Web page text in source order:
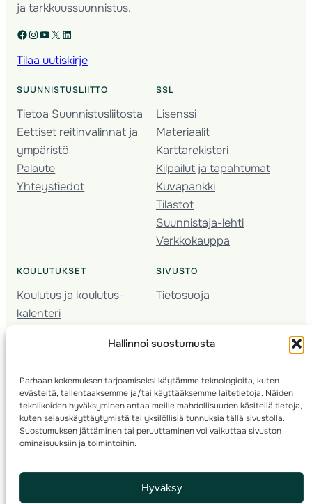
Hallinnoi suostumusta
Parhaan kokemuksen tarjoamiseksi käytämme teknologioita, kuten
evästeitä, tallentaaksemme ja/tai käyttääksemme laitetietoja. Näiden
tekniikoiden hyväksyminen antaa meille mahdollisuuden käsitellä tietoja,
kuten selauskäyttäytymistä tai yksilöllisiä tunnuksia tällä sivustolla.
Suostumuksen jättäminen tai peruuttaminen voi vaikuttaa sivuston
ominaisuuksiin ja toimintoihin.
Hyväksy
ja tarkkuussuunnistus.
Facebook Instagram YouTube X LinkedIn
Tilaa uutiskirje
SUUNNISTUSLIITTO
Tietoa Suunnistusliitosta
Eettiset reitinvalinnat ja
ympäristö
Palaute
Yhteystiedot
SSL
Lisenssi
Materiaalit
Karttarekisteri
Kilpailut ja tapahtumat
Kuvapankki
Tilastot
Suunnistaja-lehti
Verkkokauppa
KOULUTUKSET
Koulutus ja koulutus­
kalenteri
Seura­kehittäminen
Kartoitus
Ratamestari
SIVUSTO
Tietosuoja
© 2025 ·Suomen Suunnistusliitto· Valimotie 10, 00380 Helsinki, Finland
info(a)suunnistusliitto.fi,Rastilipun asiat: rastilippu(a)suunnistusliitto.fi